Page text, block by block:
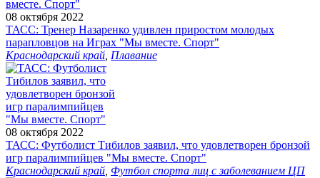
08 октября 2022
ТАСС: Тренер Назаренко удивлен приростом молодых
парапловцов на Играх "Мы вместе. Спорт"
Краснодарский край Плавание
08 октября 2022
ТАСС: Футболист Тибилов заявил, что удовлетворен бронзой
игр паралимпийцев "Мы вместе. Спорт"
Краснодарский край Футбол спорта лиц с заболеванием ЦП